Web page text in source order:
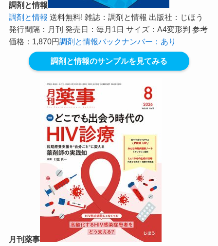
調剤と情報
調剤と情報 送料無料! 雑誌：調剤と情報 出版社：じほう
発行間隔：月刊 発売日：毎月1日 サイズ：A4変形判 参考
価格：1,870円調剤と情報バックナンバー：あり
調剤と情報のサンプルを見てみる
月刊薬事